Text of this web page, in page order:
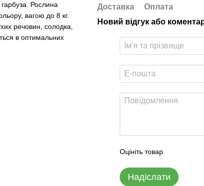
Рослина
вагою до 8 кг.
речовин, солодка,
в оптимальних
Доставка
Оплата
Новий відгук або
Оцініть товар
Надіслати